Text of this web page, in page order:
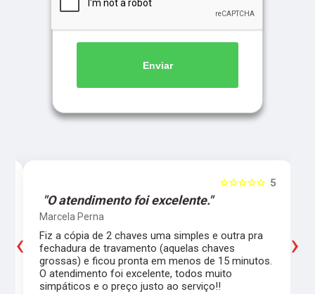
Enviar
5
☆☆☆☆☆
"O atendimento foi excelente."
Marcela Perna
Fiz a cópia de 2 chaves uma simples e outra pra
fechadura de travamento (aquelas chaves
grossas) e ficou pronta em menos de 15 minutos.
O atendimento foi excelente, todos muito
simpáticos e o preço justo ao serviço!!
‹ ›